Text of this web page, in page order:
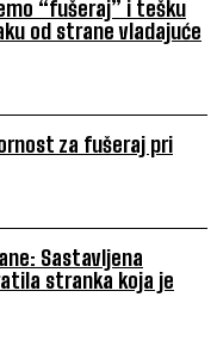
“fušeraj” i tešku
od strane vladajuće
za fušeraj pri
Sastavljena
stranka koja je